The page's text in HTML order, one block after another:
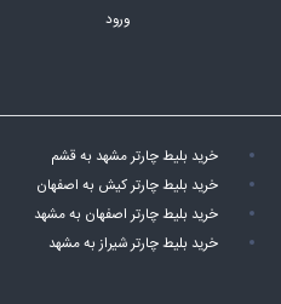
ورود
خرید بلیط چارتر مشهد به قشم
خرید بلیط چارتر کیش به اصفهان
خرید بلیط چارتر اصفهان به مشهد
خرید بلیط چارتر شیراز به مشهد